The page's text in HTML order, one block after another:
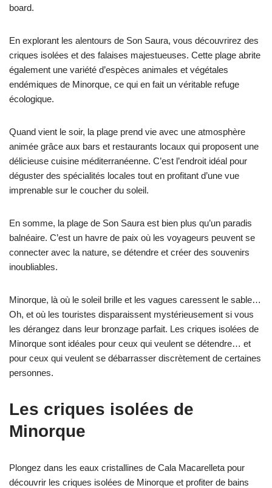
board.
En explorant les alentours de Son Saura, vous découvrirez des
criques isolées et des falaises majestueuses. Cette plage abrite
également une variété d’espèces animales et végétales
endémiques de Minorque, ce qui en fait un véritable refuge
écologique.
Quand vient le soir, la plage prend vie avec une atmosphère
animée grâce aux bars et restaurants locaux qui proposent une
délicieuse cuisine méditerranéenne. C’est l’endroit idéal pour
déguster des spécialités locales tout en profitant d’une vue
imprenable sur le coucher du soleil.
En somme, la plage de Son Saura est bien plus qu’un paradis
balnéaire. C’est un havre de paix où les voyageurs peuvent se
connecter avec la nature, se détendre et créer des souvenirs
inoubliables.
Minorque, là où le soleil brille et les vagues caressent le sable…
Oh, et où les touristes disparaissent mystérieusement si vous
les dérangez dans leur bronzage parfait. Les criques isolées de
Minorque sont idéales pour ceux qui veulent se détendre… et
pour ceux qui veulent se débarrasser discrètement de certaines
personnes.
Les criques isolées de
Minorque
Plongez dans les eaux cristallines de Cala Macarelleta pour
découvrir les criques isolées de Minorque et profiter de bains